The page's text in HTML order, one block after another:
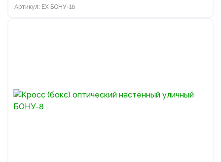
Артикул: EX БОНУ-16